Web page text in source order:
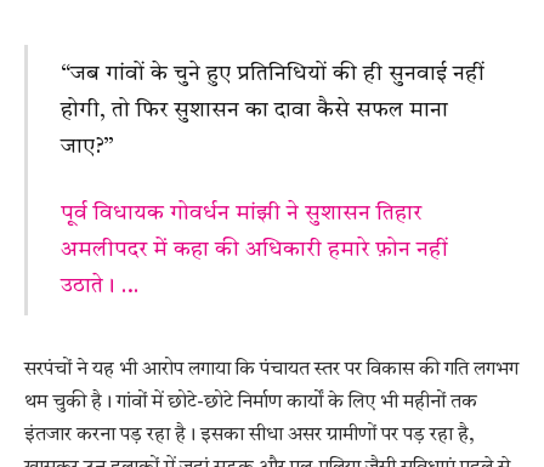
“जब गांवों के चुने हुए प्रतिनिधियों की ही सुनवाई नहीं
होगी, तो फिर सुशासन का दावा कैसे सफल माना
जाए?”
पूर्व विधायक गोवर्धन मांझी ने सुशासन तिहार
अमलीपदर में कहा की अधिकारी हमारे फ़ोन नहीं
उठाते। …
सरपंचों ने यह भी आरोप लगाया कि पंचायत स्तर पर विकास की गति लगभग
थम चुकी है। गांवों में छोटे-छोटे निर्माण कार्यों के लिए भी महीनों तक
इंतजार करना पड़ रहा है। इसका सीधा असर ग्रामीणों पर पड़ रहा है,